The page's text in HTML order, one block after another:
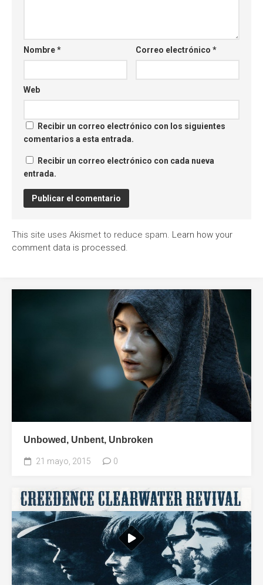
Nombre* Correo electrónico*
Web
Recibir un correo electrónico con los siguientes
comentarios a esta entrada.
Recibir un correo electrónico con cada nueva
entrada.
This site uses Akismet to reduce spam. Learn how your
comment data is processed
Unbowed, Unbent, Unbroken
21 mayo, 2015 0